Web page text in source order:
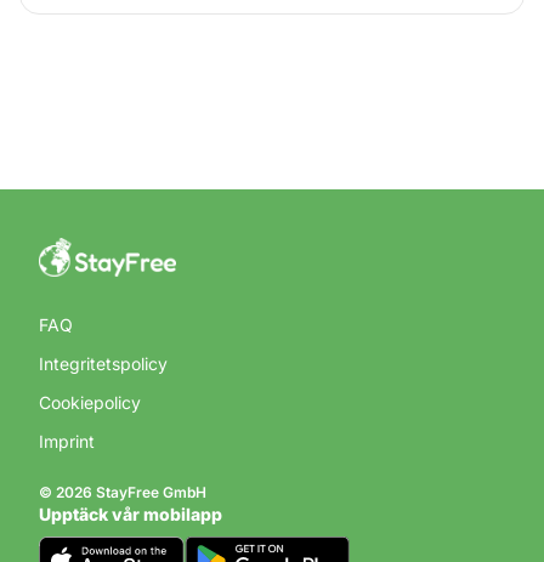
FAQ
Integritetspolicy
Cookiepolicy
Imprint
© 2026 StayFree GmbH
Upptäck vår mobilapp